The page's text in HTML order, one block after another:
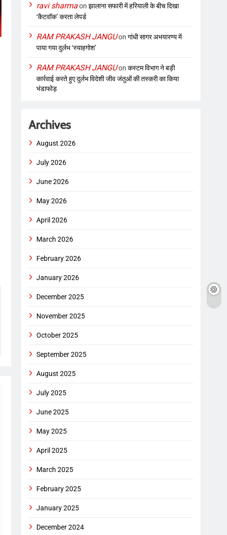
ravi sharmaonझालाना सफारी में हरियाली के बीच दिखा
‘कैटवॉक’ करता लेपर्ड
RAM PRAKASH JANGUonगांधी सागर अभयारण्य में
पाया गया दुर्लभ ‘स्याहगोश’
RAM PRAKASH JANGUonकस्टम विभाग ने बड़ी
कार्रवाई करते हुए दुर्लभ विदेशी जीव जंतुओं की तस्करी का किया
भंडाफोड़
Archives
August 2026
July 2026
June 2026
May 2026
April 2026
March 2026
February 2026
January 2026
December 2025
November 2025
October 2025
September 2025
August 2025
July 2025
June 2025
May 2025
April 2025
March 2025
February 2025
January 2025
December 2024